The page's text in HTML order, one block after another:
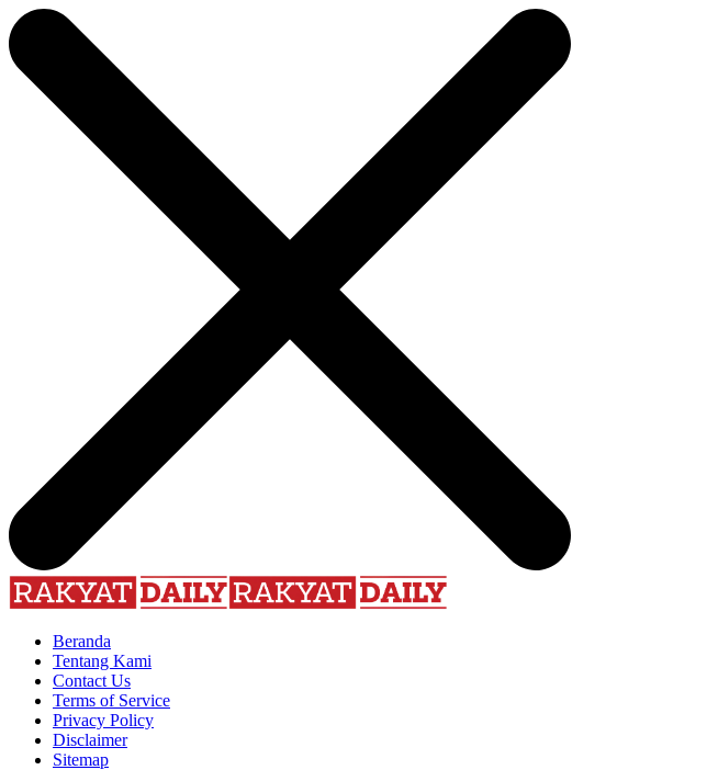
Beranda
Tentang Kami
Contact Us
Terms of Service
Privacy Policy
Disclaimer
Sitemap